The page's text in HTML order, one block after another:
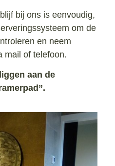
bij ons is eenvoudig,
om de
en neem
mail of telefoon.
aan de